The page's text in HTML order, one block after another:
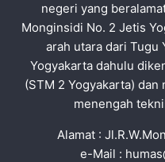
negeri yang
Monginsidi No. 2 Jetis
arah utara dari Tugu
Yogyakarta dahulu
(STM 2 Yogyakarta)
menengah
Alamat :
e-Mail :